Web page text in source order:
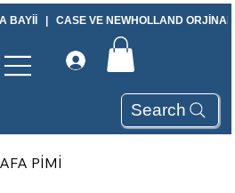
BAYİİ   |   CASE VE NEWHOLLAND
Search
PİMİ